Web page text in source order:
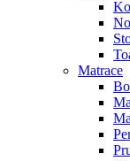
Matrace